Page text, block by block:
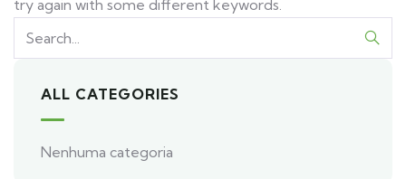
try again with some different keywords.
ALL CATEGORIES
Nenhuma categoria